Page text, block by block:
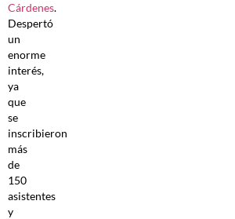
Cárdenes.
Despertó
un
enorme
interés,
ya
que
se
inscribieron
más
de
150
asistentes
y